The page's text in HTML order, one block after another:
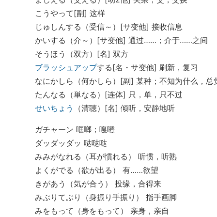
こうやって[副] 这样
じゅしんする（受信～）[サ变他] 接收信息
かいする（介～）[サ变他] 通过……；介于……之间
そうほう（双方）[名] 双方
ブラッシュアップする[名・サ变他] 刷新，复习
なにかしら（何かしら）[副] 某种；不知为什么，总
たんなる（単なる）[连体] 只，单，只不过
せいちょう
（清聴）[名] 倾听，安静地听
ガチャーン 哐啷；嘎噔
ダッダッダッ 哒哒哒
みみがなれる（耳が慣れる） 听惯，听熟
よくがでる（欲が出る） 有……欲望
きがあう（気が合う） 投缘，合得来
みぶりてぶり（身振り手振り） 指手画脚
みをもって（身をもって） 亲身，亲自